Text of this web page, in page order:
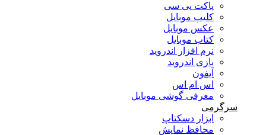
پاکت پی سی
کلیپ موبایل
عکس موبایل
کتاب موبایل
نرم افزار اندروید
بازی اندروید
آیفون
اس ام اس
معرفی گوشی موبایل
سرگرمی
ابزار دسکتاپ
محافظ نمایش